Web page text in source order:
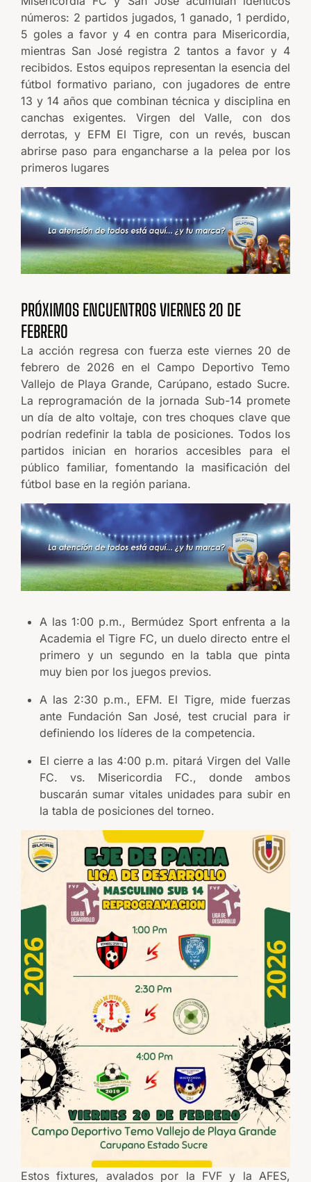
números: 2 partidos jugados, 1 ganado, 1 perdido,
5 goles a favor y 4 en contra para Misericordia,
mientras San José registra 2 tantos a favor y 4
recibidos. Estos equipos representan la esencia del
fútbol formativo pariano, con jugadores de entre
13 y 14 años que combinan técnica y disciplina en
canchas exigentes. Virgen del Valle, con dos
derrotas, y EFM El Tigre, con un revés, buscan
abrirse paso para engancharse a la pelea por los
primeros lugares
PRÓXIMOS ENCUENTROS VIERNES 20 DE
FEBRERO
La acción regresa con fuerza este viernes 20 de
febrero de 2026 en el Campo Deportivo Temo
Vallejo de Playa Grande, Carúpano, estado Sucre.
La reprogramación de la jornada Sub-14 promete
un día de alto voltaje, con tres choques clave que
podrían redefinir la tabla de posiciones. Todos los
partidos inician en horarios accesibles para el
público familiar, fomentando la masificación del
fútbol base en la región pariana.
A las 1:00 p.m., Bermúdez Sport enfrenta a la
Academia el Tigre FC, un duelo directo entre el
primero y un segundo en la tabla que pinta
muy bien por los juegos previos.
A las 2:30 p.m., EFM. El Tigre, mide fuerzas
ante Fundación San José, test crucial para ir
definiendo los líderes de la competencia.
El cierre a las 4:00 p.m. pitará Virgen del Valle
FC. vs. Misericordia FC., donde ambos
buscarán sumar vitales unidades para subir en
la tabla de posiciones del torneo.
Estos fixtures, avalados por la FVF y la AFES,